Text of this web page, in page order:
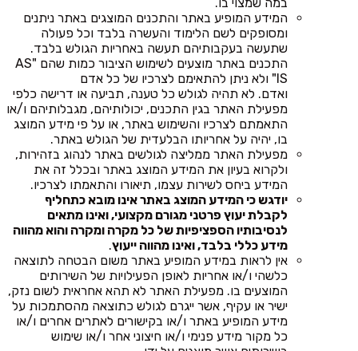
המידע המופיע באתר והתכנים המוצגים באתר ניתנים
ומסופקים לשם הלימוד והעשרה בלבד וכל פעולה
שתעשה בעקבותיהם תעשה באחריות הגולש בלבד.
התכנים באתר מוצעים לשימוש הציבור כמות שהם "AS
IS" ולא ניתן להתאימם לצרכיו של כל אדם
ואדם. לא תהיה לגולש כל טענה, תביעה או דרישה כלפי
מפעילת האתר בגין התכנים, יכולותיהם, מגבלותיהם ו/או
התאמתם לצרכיו והשימוש באתר, או על פי מידע המוצג
בו, יהיה על אחריותו הבלעדית של הגולש באתר.
מפעילת האתר ממליצה לגולשים באתר לנהוג בזהירות,
ולקרוא בעיון את המידע המוצג באתר ובכלל זה את
המידע ביחס לשירות עצמו, תיאורו והתאמתו לצרכיו.
יודגש כי המידע המוצג באתר אינו מובא כתחליף
לקבלת יעוץ פרטני מגורם מקצועי, ואינו מתאים
לנסיבותיו הספציפיות של כל מקרה ומקרה והוא מהווה
מידע כללי בלבד, ואינו מהווה ייעוץ.
אין לראות במידע המופיע באתר משום הבטחה לתוצאה
כלשהי ו/או אחריות לאופן הפעילויות של השירותים
המוצעים בו. מפעילת האתר לא תהא אחראית לשום נזק,
ישיר או עקיף, אשר ייגרם לגולש כתוצאה מהסתמכות על
מידע המופיע באתר ו/או בקישורים לאתרים אחרים ו/או
כל מקור מידע פנימי ו/או חיצוני אחר ו/או שימוש